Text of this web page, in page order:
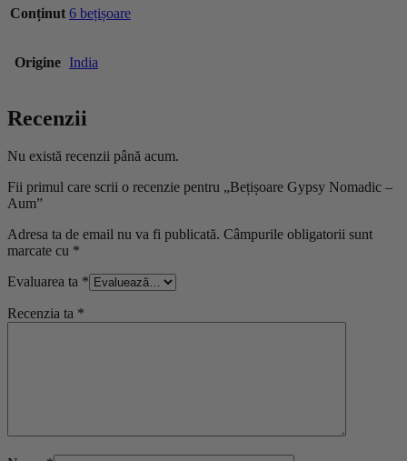
Conținut 6 bețișoare
Origine India
Recenzii
Nu există recenzii până acum.
Fii primul care scrii o recenzie pentru „Bețișoare Gypsy Nomadic –
Aum”
Adresa ta de email nu va fi publicată. Câmpurile obligatorii sunt
marcate cu *
Evaluarea ta *
Recenzia ta *